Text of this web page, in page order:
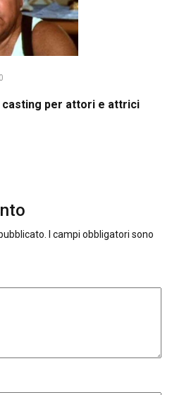
0
casting per attori e attrici
I campi obbligatori sono